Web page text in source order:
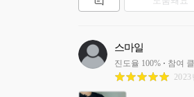
스마일
진도율 100% 참여
2023